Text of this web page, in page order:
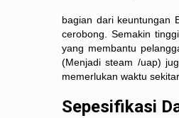
bagian dari keuntungan
cerobong. Semakin
yang membantu
(Menjadi steam /uap)
memerlukan waktu
Sepesifikasi